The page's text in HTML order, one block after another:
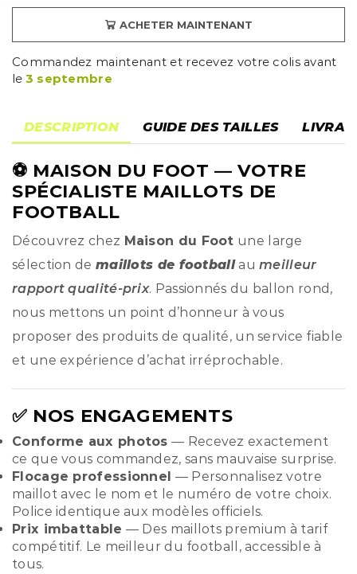
ACHETER MAINTENANT
Commandez maintenant et recevez votre colis avant
le 3 septembre
DESCRIPTION GUIDE DES TAILLES
⚽ MAISON DU FOOT — VOTRE
SPÉCIALISTE MAILLOTS DE
FOOTBALL
Découvrez chez Maison du Foot une large
sélection de maillots de footballaumeilleur
rapport qualité-prix. Passionnés du ballon rond,
nous mettons un point d’honneur à vous
proposer des produits de qualité, un service fiable
et une expérience d’achat irréprochable.
✅ NOS ENGAGEMENTS
Conforme aux photos — Recevez exactement
ce que vous commandez, sans mauvaise surprise.
Flocage professionnel — Personnalisez votre
maillot avec le nom et le numéro de votre choix.
Police identique aux modèles officiels.
Prix imbattable — Des maillots premium à tarif
compétitif. Le meilleur du football, accessible à
tous.